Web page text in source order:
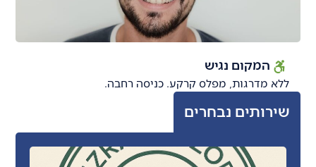
המקום נגיש
ללא מדרגות, מפלס קרקע. כניסה רחבה.
שירותים נבחרים